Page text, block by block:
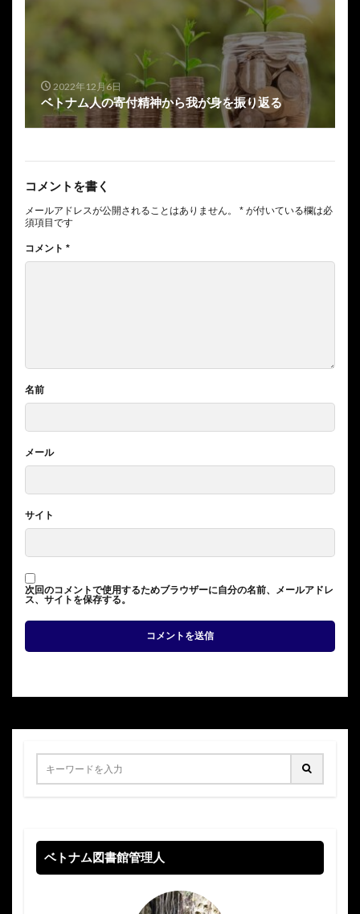
2022年12月6日
ベトナム人の寄付精神から我が身を振り返る
コメントを書く
メールアドレスが公開されることはありません。 * が付いている欄は必
須項目です
コメント *
名前
メール
サイト
次回のコメントで使用するためブラウザーに自分の名前、メールアドレ
ス、サイトを保存する。
ベトナム図書館管理人